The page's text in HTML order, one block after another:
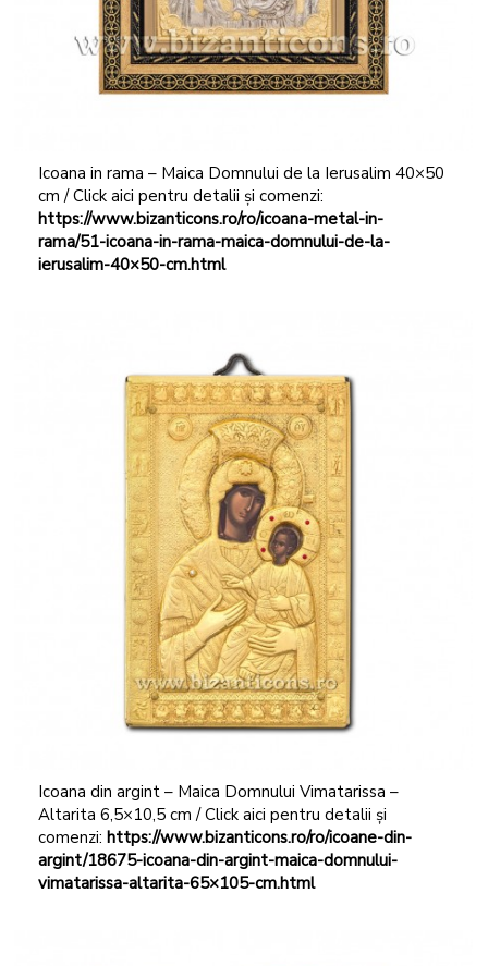
Icoana in rama – Maica Domnului de la Ierusalim 40×50
cm / Click aici pentru detalii și comenzi:
https://www.bizanticons.ro/ro/icoana-metal-in-
rama/51-icoana-in-rama-maica-domnului-de-la-
ierusalim-40×50-cm.html
Icoana din argint – Maica Domnului Vimatarissa –
Altarita 6,5×10,5 cm / Click aici pentru detalii și
comenzi: https://www.bizanticons.ro/ro/icoane-din-
argint/18675-icoana-din-argint-maica-domnului-
vimatarissa-altarita-65×105-cm.html